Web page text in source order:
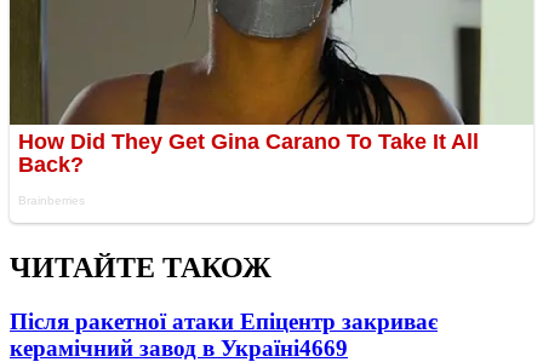
ЧИТАЙТЕ ТАКОЖ
Після ракетної атаки Епіцентр закриває
керамічний завод в Україні4669